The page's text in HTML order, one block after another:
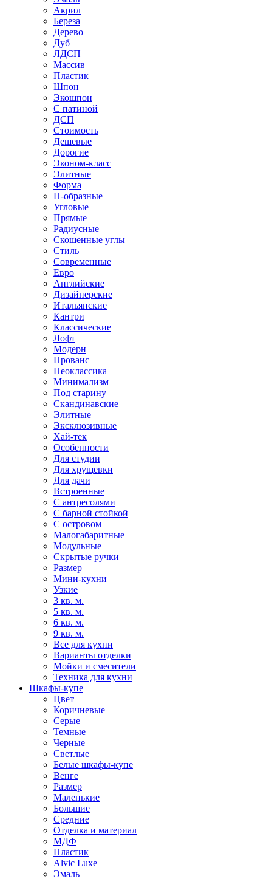
Акрил
Береза
Дерево
Дуб
ЛДСП
Массив
Пластик
Шпон
Экошпон
С патиной
ДСП
Стоимость
Дешевые
Дорогие
Эконом-класс
Элитные
Форма
П-образные
Угловые
Прямые
Радиусные
Скошенные углы
Стиль
Современные
Евро
Английские
Дизайнерские
Итальянские
Кантри
Классические
Лофт
Модерн
Прованс
Неоклассика
Минимализм
Под старину
Скандинавские
Элитные
Эксклюзивные
Хай-тек
Особенности
Для студии
Для хрущевки
Для дачи
Встроенные
С антресолями
С барной стойкой
С островом
Малогабаритные
Модульные
Скрытые ручки
Размер
Мини-кухни
Узкие
3 кв. м.
5 кв. м.
6 кв. м.
9 кв. м.
Все для кухни
Варианты отделки
Мойки и смесители
Техника для кухни
Шкафы-купе
Цвет
Коричневые
Серые
Темные
Черные
Светлые
Белые шкафы-купе
Венге
Размер
Маленькие
Большие
Средние
Отделка и материал
МДФ
Пластик
Alvic Luxe
Эмаль